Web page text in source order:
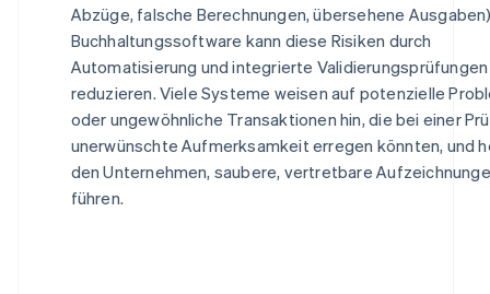
Abzüge, falsche Berechnungen, übersehene
Buchhaltungssoftware kann diese Risiken durch
Automatisierung und integrierte Validierungsprüfungen
reduzieren. Viele Systeme weisen auf potenzielle
oder ungewöhnliche Transaktionen hin, die bei einer
unerwünschte Aufmerksamkeit erregen könnten, und
den Unternehmen, saubere, vertretbare
führen.